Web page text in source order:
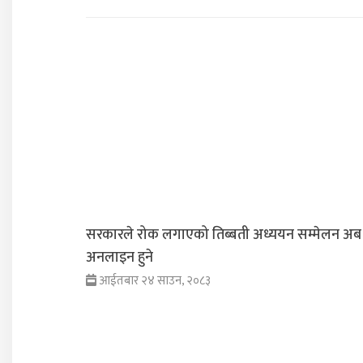
सरकारले रोक लगाएको तिब्बती अध्ययन सम्मेलन अब
अनलाइन हुने
आईतबार २४ साउन, २०८३